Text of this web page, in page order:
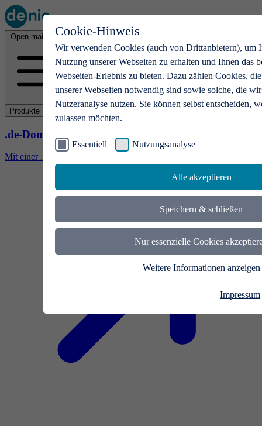
Cookie-Hinweis
Wir verwenden Cookies (auch von Drittanbietern), um
Nutzung unserer Webseiten zu erhalten und Ihnen das
Webseiten-Erlebnis zu bieten. Dazu zählen Cookies,
unserer Webseiten notwendig sind sowie solche, die
Nutzeranalyse nutzen. Sie können selbst entscheiden,
zulassen möchten.
Essentiell Nutzungsanalyse
Alle akzeptieren
Speichern & schließen
Nur essenzielle Cookies
Weitere Informationen anzeigen
Impressum
Open main menu
Produkte
.de-Domains
Mit einer .de-Domain erhalten Ideen eine Bühne